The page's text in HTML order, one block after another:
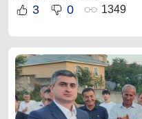
3 0 1349